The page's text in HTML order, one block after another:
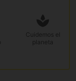
Cuidemos el
planeta